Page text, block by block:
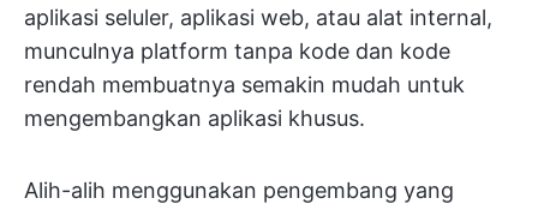
aplikasi seluler, aplikasi web, atau alat internal,
munculnya platform tanpa kode dan kode
rendah membuatnya semakin mudah untuk
mengembangkan aplikasi khusus.
Alih-alih menggunakan pengembang yang